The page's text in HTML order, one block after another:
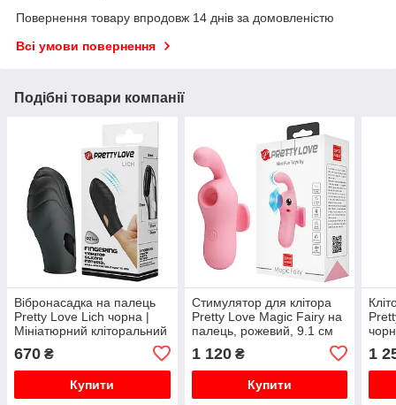
Повернення товару впродовж 14 днів за домовленістю
Всі умови повернення
Подібні товари компанії
Вібронасадка на палець
Pretty Love Lich чорна |
Мініатюрний кліторальний
пар
670 ₴
Купити
Стимулятор для клітора
Pretty Love Magic Fairy на
палець, рожевий, 9.1 см
1 120₴
Купити
1